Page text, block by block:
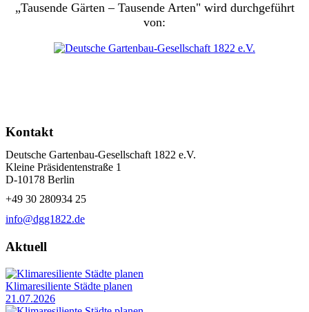
„Tausende Gärten – Tausende Arten" wird durchgeführt
von:
Kontakt
Deutsche Gartenbau-Gesellschaft 1822 e.V.
Kleine Präsidentenstraße 1
D-10178 Berlin
+49 30 280934 25
info@dgg1822.de
Aktuell
Klimaresiliente Städte planen
21.07.2026